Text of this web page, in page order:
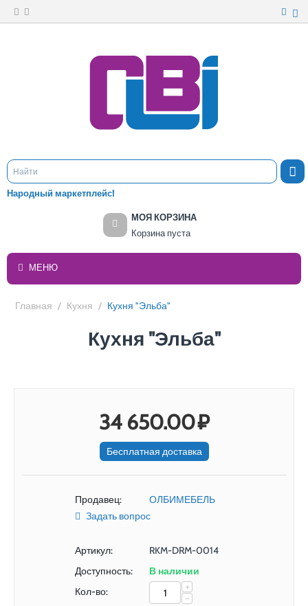
Народный маркетплейс!
МОЯ КОРЗИНА
Корзина пуста
МЕНЮ
Главная / Кухня / Кухня "Эльба"
Кухня "Эльба"
34 650.00₽
Бесплатная доставка
Продавец:
ОЛБИМЕБЕЛЬ
Задать вопрос
Артикул:
RKM-DRM-0014
Доступность:
В наличии
Кол-во:
+
−